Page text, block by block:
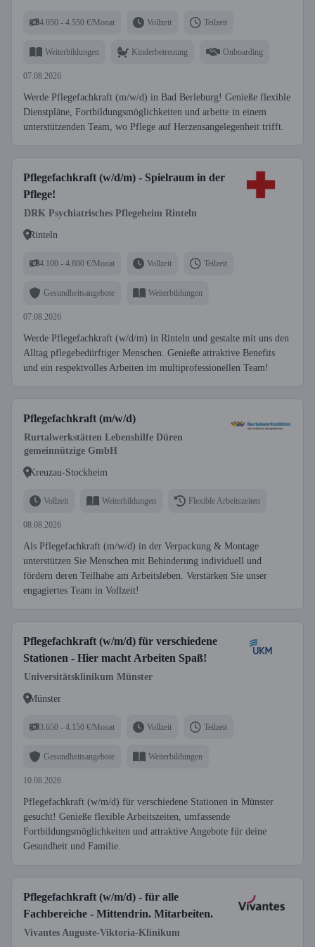
4.050 - 4.550 €/Monat Vollzeit Teilzeit
Weiterbildungen Kinderbetreuung Onboarding
07.08.2026
Werde Pflegefachkraft (m/w/d) in Bad Berleburg! Genieße flexible
Dienstpläne, Fortbildungsmöglichkeiten und arbeite in einem
unterstützenden Team, wo Pflege auf Herzensangelegenheit trifft.
Pflegefachkraft (w/d/m) - Spielraum in der
Pflege!
DRK Psychiatrisches Pflegeheim Rinteln
Rinteln
4.100 - 4.800 €/Monat Vollzeit Teilzeit
Gesundheitsangebote Weiterbildungen
07.08.2026
Werde Pflegefachkraft (w/d/m) in Rinteln und gestalte mit uns den
Alltag pflegebedürftiger Menschen. Genieße attraktive Benefits
und ein respektvolles Arbeiten im multiprofessionellen Team!
Pflegefachkraft (m/w/d)
Rurtalwerkstätten Lebenshilfe Düren
gemeinnützige GmbH
Kreuzau-Stockheim
Vollzeit Weiterbildungen Flexible Arbeitszeiten
08.08.2026
Als Pflegefachkraft (m/w/d) in der Verpackung & Montage
unterstützen Sie Menschen mit Behinderung individuell und
fördern deren Teilhabe am Arbeitsleben. Verstärken Sie unser
engagiertes Team in Vollzeit!
Pflegefachkraft (w/m/d) für verschiedene
Stationen - Hier macht Arbeiten Spaß!
Universitätsklinikum Münster
Münster
3.650 - 4.150 €/Monat Vollzeit Teilzeit
Gesundheitsangebote Weiterbildungen
10.08.2026
Pflegefachkraft (w/m/d) für verschiedene Stationen in Münster
gesucht! Genieße flexible Arbeitszeiten, umfassende
Fortbildungsmöglichkeiten und attraktive Angebote für deine
Gesundheit und Familie.
Pflegefachkraft (w/m/d) - für alle
Fachbereiche - Mittendrin. Mitarbeiten.
Vivantes Auguste-Viktoria-Klinikum